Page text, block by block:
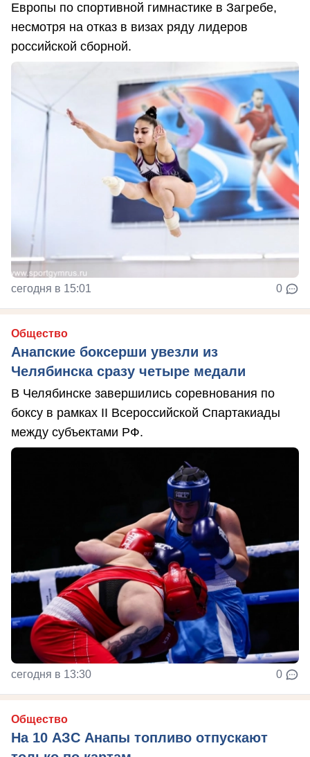
Европы по спортивной гимнастике в Загребе,
несмотря на отказ в визах ряду лидеров
российской сборной.
сегодня в 15:01 0
Общество
Анапские боксерши увезли из
Челябинска сразу четыре медали
В Челябинске завершились соревнования по
боксу в рамках II Всероссийской Спартакиады
между субъектами РФ.
сегодня в 13:30 0
Общество
На 10 АЗС Анапы топливо отпускают